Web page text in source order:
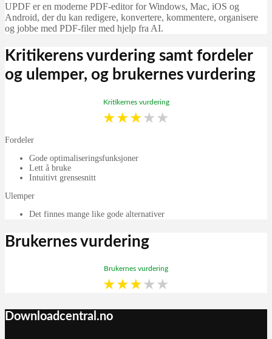
UPDF er en moderne PDF-editor for Windows, Mac, iOS og
Android, der du kan redigere, konvertere, kommentere, organisere
og jobbe med PDF-filer med hjelp fra AI.
Kritikerens vurdering samt fordeler
og ulemper, og brukernes vurdering
Kritikernes vurdering
★★★★★
Fordeler
Gode optimaliseringsfunksjoner
Lett å bruke
Intuitivt grensesnitt
Ulemper
Det finnes mange like gode alternativer
Brukernes vurdering
Brukernes vurdering
★★★★★
Downloadcentral.no